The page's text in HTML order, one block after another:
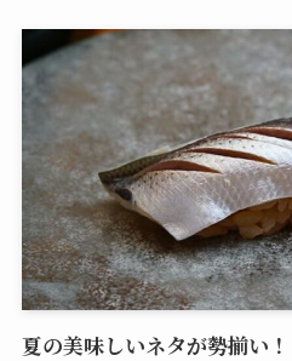
夏の美味しいネタが勢揃い！